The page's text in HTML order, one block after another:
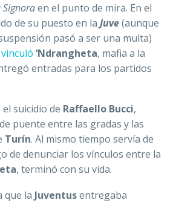
Signoraen el punto de mira. En el
de su puesto en la Juve(aunque
pasó a ser una multa)
vinculó ‘Ndrangheta, mafia a la
entradas para los partidos
suicidio de Raffaello Bucci,
puente entre las gradas y las
Turín. Al mismo tiempo servía de
de denunciar los vínculos entre la
, terminó con su vida.
que la Juventusentregaba